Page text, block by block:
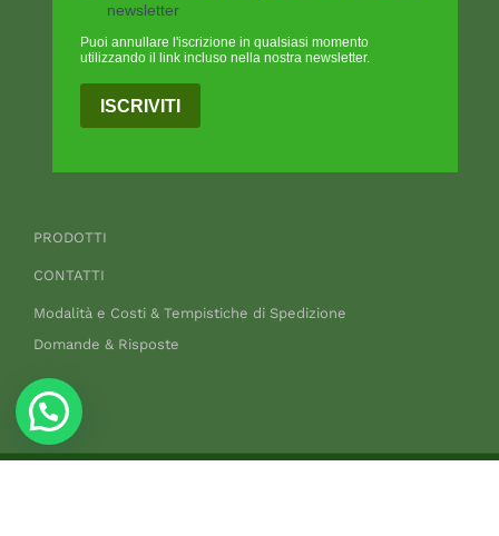
newsletter
Puoi annullare l'iscrizione in qualsiasi momento
utilizzando il link incluso nella nostra newsletter.
ISCRIVITI
PRODOTTI
CONTATTI
Modalità e Costi & Tempistiche di Spedizione
Domande & Risposte